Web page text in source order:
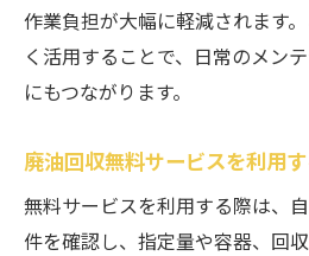
作業負担が大幅に軽減されます
く活用することで、日常のメン
にもつながります。
廃油回収無料サービスを利用
無料サービスを利用する際は、
件を確認し、指定量や容器、回